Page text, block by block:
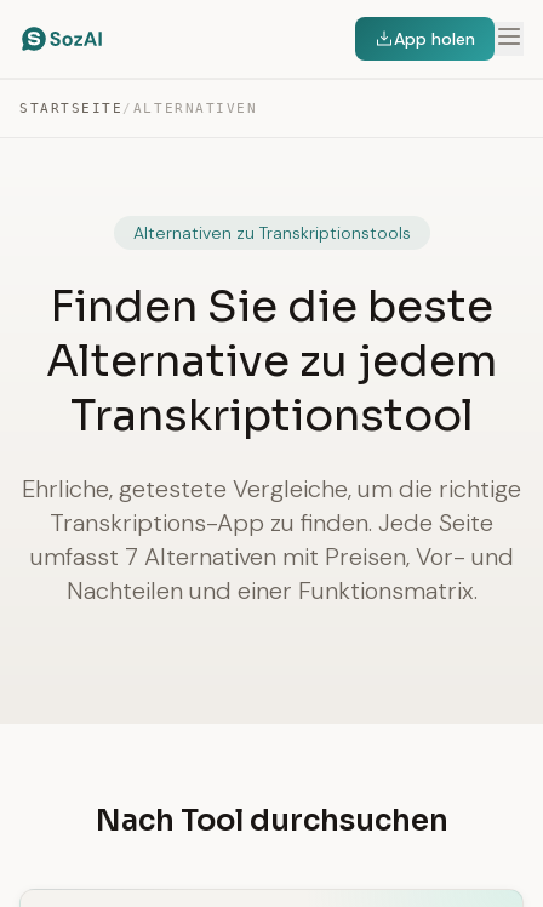
App holen
STARTSEITE / ALTERNATIVEN
Alternativen zu Transkriptionstools
Finden Sie die beste
Alternative zu jedem
Transkriptionstool
Ehrliche, getestete Vergleiche, um die richtige
Transkriptions-App zu finden. Jede Seite
umfasst 7 Alternativen mit Preisen, Vor- und
Nachteilen und einer Funktionsmatrix.
Nach Tool durchsuchen